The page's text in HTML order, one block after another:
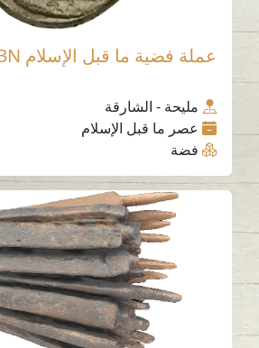
عملة فضية ما قبل الإسلام SAA253N
مليحة - الشارقة
عصر ما قبل الإسلام
فضة